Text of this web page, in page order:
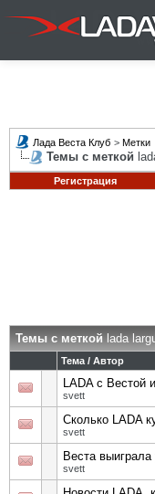
Лада Веста Клуб > Метки
Темы с меткой
Регистрация
Темы с меткой lada
Тема / Автор
LADA с Вестой
svett
Сколько LADA
svett
Веста
svett